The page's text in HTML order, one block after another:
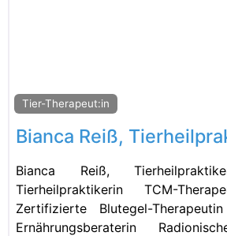
Tier-Therapeut:in
Bianca Reiß,
Bianca Reiß,
Tierheilpraktikerin TCM-
Zertifizierte Blutegel-
Ernährungsberaterin